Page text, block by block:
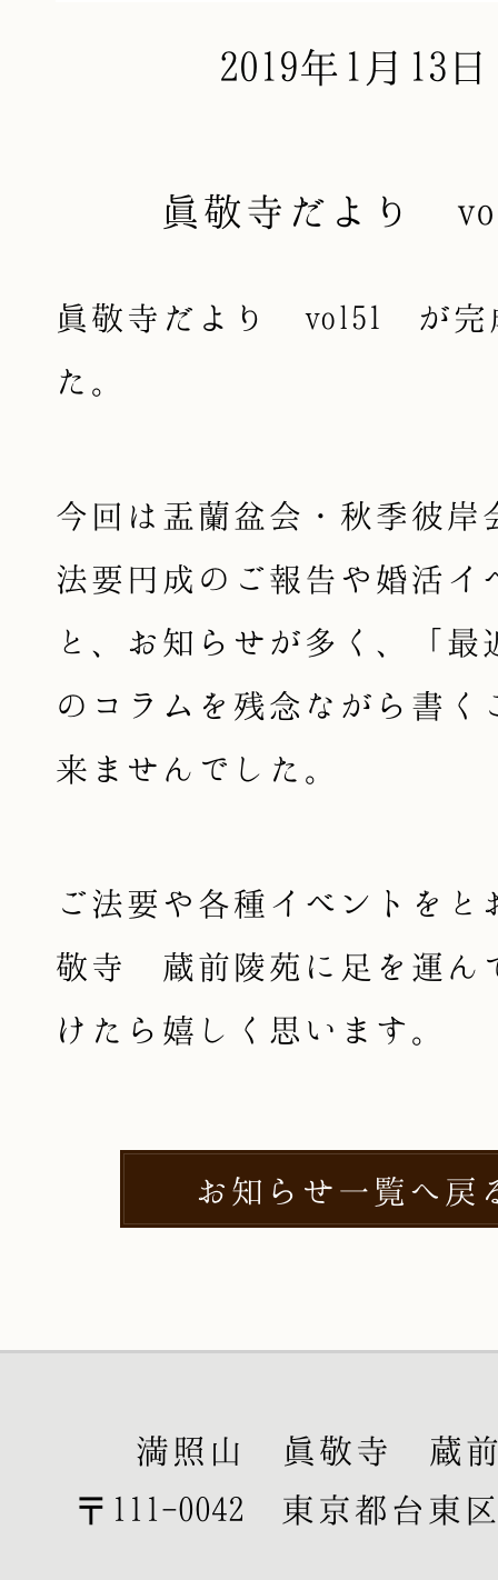
2019年1月13日
眞敬寺だより
眞敬寺だより vol51 が完
た。
今回は盂蘭盆会・秋季彼岸
法要円成のご報告や婚活イ
と、お知らせが多く、「最
のコラムを残念ながら書く
来ませんでした。
ご法要や各種イベントをと
敬寺 蔵前陵苑に足を運ん
けたら嬉しく思います。
お知らせ一覧へ戻
満照山 眞敬寺 蔵
〒111-0042 東京都台東